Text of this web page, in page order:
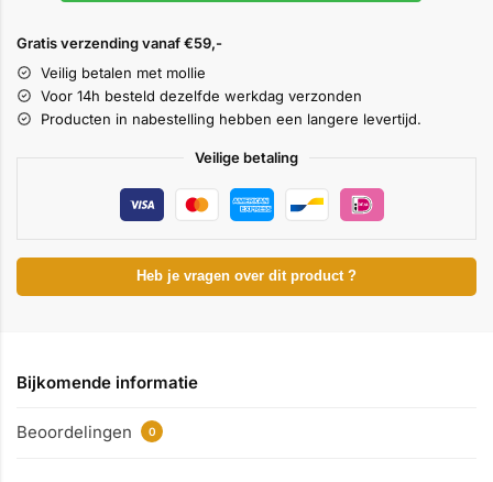
Gratis verzending vanaf €59,-
Veilig betalen met mollie
Voor 14h besteld dezelfde werkdag verzonden
Producten in nabestelling hebben een langere levertijd.
Veilige betaling
Heb je vragen over dit product ?
Bijkomende informatie
Beoordelingen 0